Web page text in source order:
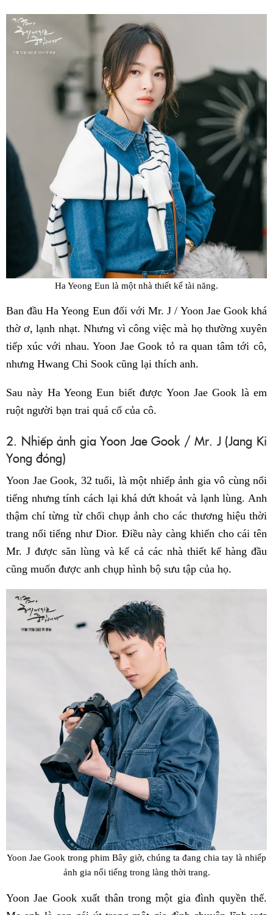
Ha Yeong Eun là một nhà thiết kế tài năng.
Ban đầu Ha Yeong Eun đối với Mr. J / Yoon Jae Gook khá
thờ ơ, lạnh nhạt. Nhưng vì công việc mà họ thường xuyên
tiếp xúc với nhau. Yoon Jae Gook tỏ ra quan tâm tới cô,
nhưng Hwang Chi Sook cũng lại thích anh.
Sau này Ha Yeong Eun biết được Yoon Jae Gook là em
ruột người bạn trai quá cố của cô.
2. Nhiếp ảnh gia Yoon Jae Gook / Mr. J (Jang Ki
Yong đóng)
Yoon Jae Gook, 32 tuổi, là một nhiếp ảnh gia vô cùng nổi
tiếng nhưng tính cách lại khá dứt khoát và lạnh lùng. Anh
thậm chí từng từ chối chụp ảnh cho các thương hiệu thời
trang nổi tiếng như Dior. Điều này càng khiến cho cái tên
Mr. J được săn lùng và kể cả các nhà thiết kế hàng đầu
cũng muốn được anh chụp hình bộ sưu tập của họ.
Yoon Jae Gook trong phim Bây giờ, chúng ta đang chia tay là nhiếp
ảnh gia nổi tiếng trong làng thời trang.
Yoon Jae Gook xuất thân trong một gia đình quyền thế.